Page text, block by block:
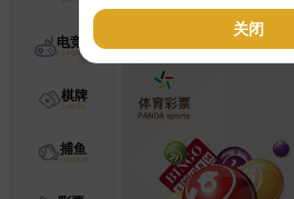
电竞
棋牌
捕鱼
关闭